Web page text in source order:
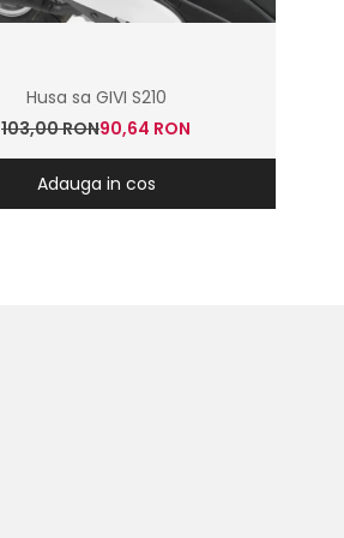
Husa sa GIVI S210
103,00 RON90,64 RON
Adauga in cos